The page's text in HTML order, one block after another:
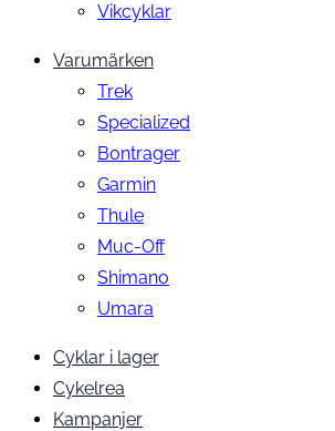
Vikcyklar
Varumärken
Trek
Specialized
Bontrager
Garmin
Thule
Muc-Off
Shimano
Umara
Cyklar i lager
Cykelrea
Kampanjer